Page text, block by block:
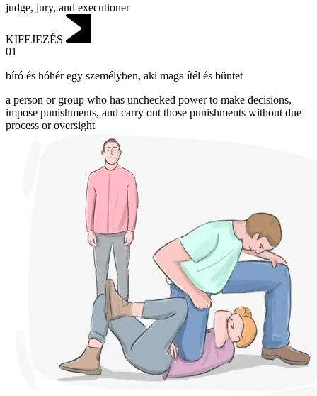
judge, jury, and executioner
KIFEJEZÉS
01
bíró és hóhér egy személyben, aki maga ítél és büntet
a person or group who has unchecked power to make decisions,
impose punishments, and carry out those punishments without due
process or oversight